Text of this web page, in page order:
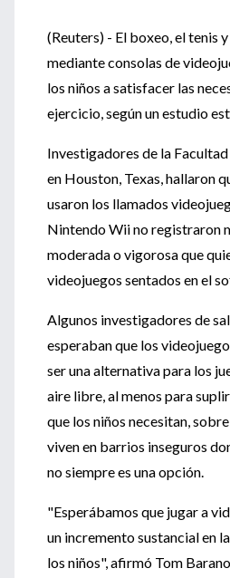
(Reuters) - El boxeo, el tenis
mediante consolas de
los niños a satisfacer las
ejercicio, según un estudio
Investigadores de la
en Houston, Texas, hallaron
usaron los llamados
Nintendo Wii no registraron
moderada o vigorosa que
videojuegos sentados en el
Algunos investigadores de
esperaban que los
ser una alternativa para los
aire libre, al menos para
que los niños necesitan,
viven en barrios inseguros
no siempre es una opción.
"Esperábamos que jugar a
un incremento sustancial en
los niños", afirmó Tom